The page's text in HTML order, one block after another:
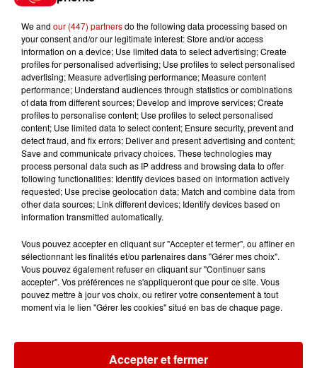
Gagnez vos entrées pour le
Musée du Sport Automobile au
Mans !
Alouette vous invite à
Futuroscope Xperiences !
Le Duel - Gagnez votre balade
en jet ski !
We and our (447) partnersdo the following data processing based on
your consent and/or our legitimate interest: Store and/or access
information on a device; Use limited data to select advertising; Create
profiles for personalised advertising; Use profiles to select personalised
advertising; Measure advertising performance; Measure content
performance; Understand audiences through statistics or combinations
of data from different sources; Develop and improve services; Create
profiles to personalise content; Use profiles to select personalised
content; Use limited data to select content; Ensure security, prevent and
detect fraud, and fix errors; Deliver and present advertising and content;
Save and communicate privacy choices. These technologies may
process personal data such as IP address and browsing data to offer
following functionalities: Identify devices based on information actively
requested; Use precise geolocation data; Match and combine data from
other data sources; Link different devices; Identify devices based on
information transmitted automatically.
Vous pouvez accepter en cliquant sur "Accepter et fermer", ou affiner en
sélectionnant les finalités et/ou partenaires dans "Gérer mes choix".
Vous pouvez également refuser en cliquant sur "Continuer sans
accepter". Vos préférences ne s'appliqueront que pour ce site. Vous
pouvez mettre à jour vos choix, ou retirer votre consentement à tout
moment via le lien "Gérer les cookies" situé en bas de chaque page.
Accepter et fermer